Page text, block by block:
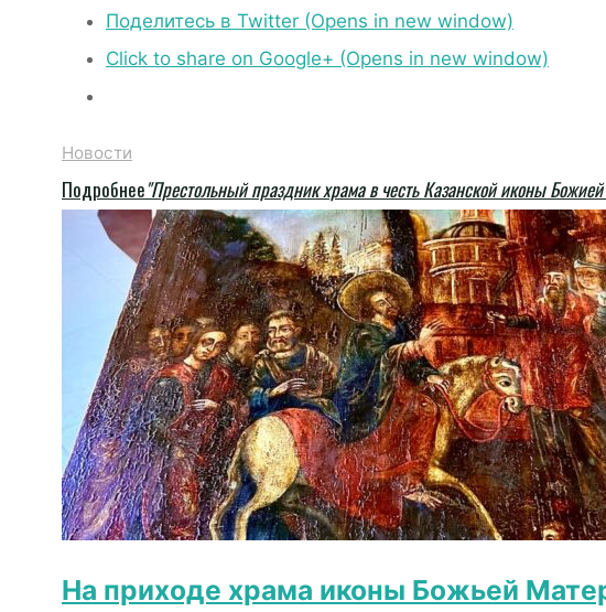
Поделитесь в Twitter (Opens in new window)
Click to share on Google+ (Opens in new window)
Новости
Подробнее"Престольный праздник храма в честь Казанской иконы
На приходе храма иконы Божьей